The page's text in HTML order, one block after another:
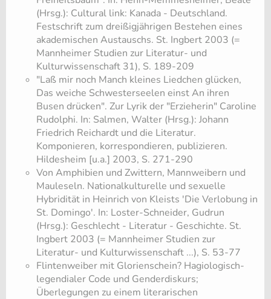
(Hrsg.): Cultural link: Kanada - Deutschland.
Festschrift zum dreißigjährigen Bestehen eines
akademischen Austauschs. St. Ingbert 2003 (=
Mannheimer Studien zur Literatur- und
Kulturwissenschaft 31), S. 189-209
​"Laß mir noch Manch kleines Liedchen glücken,
Das weiche Schwesterseelen einst An ihren
Busen drücken". Zur Lyrik der "Erzieherin" Caroline
Rudolphi. In: Salmen, Walter (Hrsg.): Johann
Friedrich Reichardt und die Literatur.
Komponieren, korrespondieren, publizieren.
Hildesheim [u.a.] 2003, S. 271-290
​Von Amphibien und Zwittern, Mannweibern und
Mauleseln. Nationalkulturelle und sexuelle
Hybridität in Heinrich von Kleists 'Die Verlobung in
St. Domingo'. In: Loster-Schneider, Gudrun
(Hrsg.): Geschlecht - Literatur - Geschichte. St.
Ingbert 2003 (= Mannheimer Studien zur
Literatur- und Kulturwissenschaft ...), S. 53-77
​Flintenweiber mit Glorienschein? Hagiologisch-
legendialer Code und Genderdiskurs;
Überlegungen zu einem literarischen